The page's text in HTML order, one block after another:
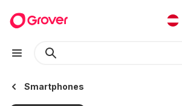
Smartphones